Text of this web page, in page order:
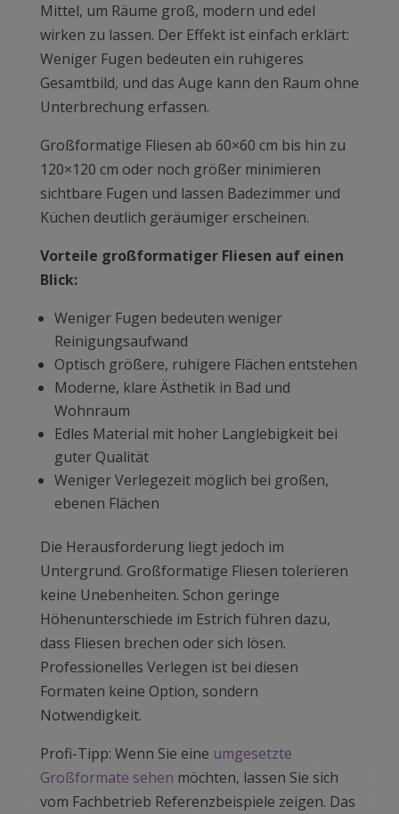
Mittel, um Räume groß, modern und edel
wirken zu lassen. Der Effekt ist einfach erklärt:
Weniger Fugen bedeuten ein ruhigeres
Gesamtbild, und das Auge kann den Raum ohne
Unterbrechung erfassen.
Großformatige Fliesen ab 60×60 cm bis hin zu
120×120 cm oder noch größer minimieren
sichtbare Fugen und lassen Badezimmer und
Küchen deutlich geräumiger erscheinen.
Vorteile großformatiger Fliesen auf einen
Blick:
Weniger Fugen bedeuten weniger
Reinigungsaufwand
Optisch größere, ruhigere Flächen entstehen
Moderne, klare Ästhetik in Bad und
Wohnraum
Edles Material mit hoher Langlebigkeit bei
guter Qualität
Weniger Verlegezeit möglich bei großen,
ebenen Flächen
Die Herausforderung liegt jedoch im
Untergrund. Großformatige Fliesen tolerieren
keine Unebenheiten. Schon geringe
Höhenunterschiede im Estrich führen dazu,
dass Fliesen brechen oder sich lösen.
Professionelles Verlegen ist bei diesen
Formaten keine Option, sondern
Notwendigkeit.
Profi-Tipp: Wenn Sie eine umgesetzte
Großformate sehen möchten, lassen Sie sich
vom Fachbetrieb Referenzbeispiele zeigen. Das